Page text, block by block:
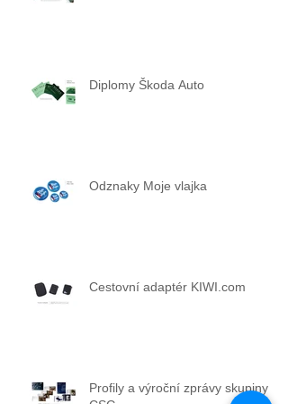
Diplomy Škoda Auto
Odznaky Moje vlajka
Cestovní adaptér KIWI.com
Profily a výroční zprávy skupiny